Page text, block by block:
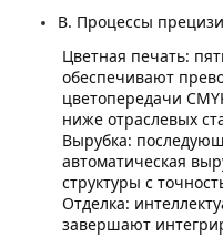
B. Процессы
Цветная печать:
обеспечивают
цветопередачи
ниже отраслевых
Вырубка:
автоматическая
структуры с
Отделка:
завершают